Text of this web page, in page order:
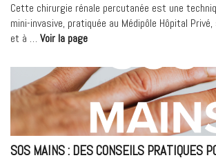
Cette chirurgie rénale percutanée est une
mini-invasive, pratiquée au Médipôle Hôpital
et à … Voir la page« La
percutanée
rénale
mini-
invasive »
SOS MAINS : DES CONSEILS PRATIQUES